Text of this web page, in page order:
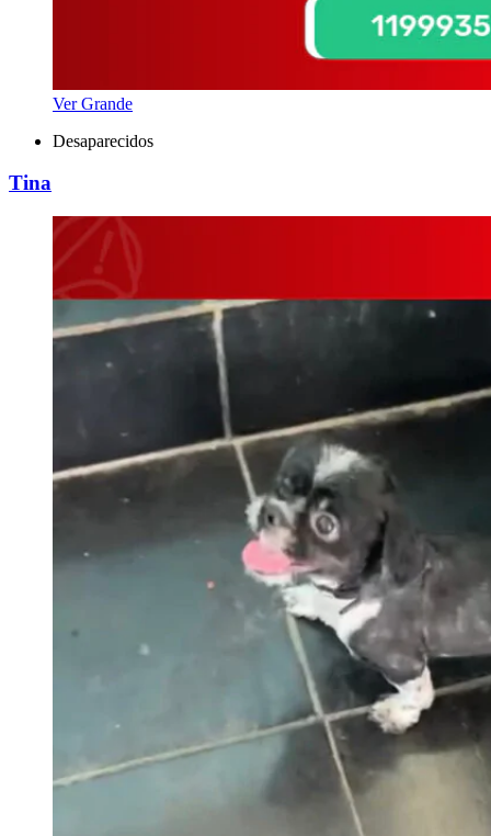
Ver Grande
Desaparecidos
Tina